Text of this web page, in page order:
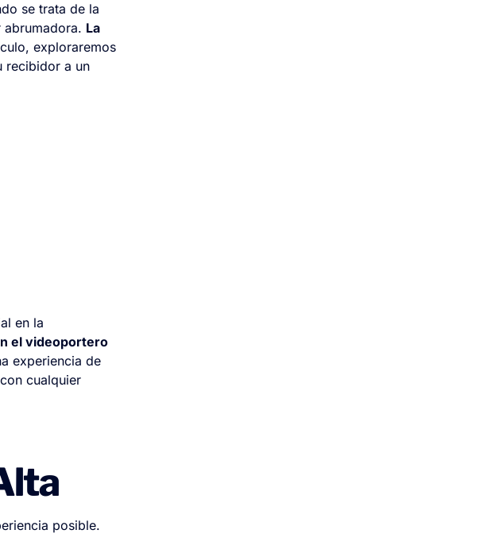
se trata de la
La
exploraremos
recibidor a un
en la
el videoportero
experiencia de
cualquier
posible.